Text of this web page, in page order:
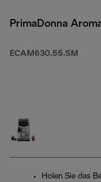
PrimaDonna
ECAM630.55.SM
Holen Sie das